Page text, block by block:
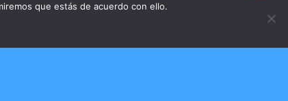
que estás de acuerdo con ello.